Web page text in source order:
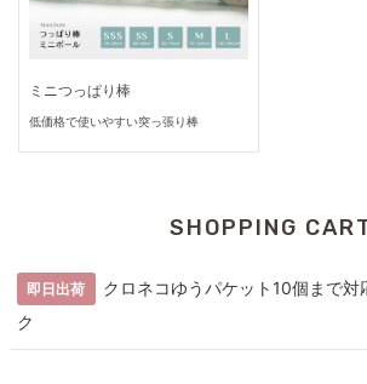
ミニつっぱり棒
低価格で使いやすい突っ張り棒
SHOPPING
即日出荷 クロネコゆうパケット10個まで対
ク